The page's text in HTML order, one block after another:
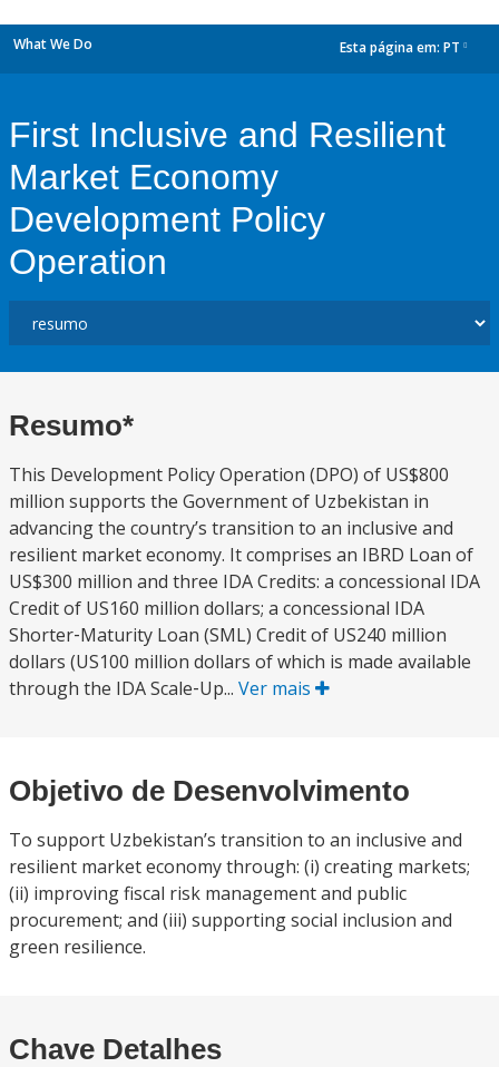
What We Do Esta página em: PT
First Inclusive and Resilient
Market Economy
Development Policy
Operation
Resumo*
This Development Policy Operation (DPO) of US$800
million supports the Government of Uzbekistan in
advancing the country’s transition to an inclusive and
resilient market economy. It comprises an IBRD Loan of
US$300 million and three IDA Credits: a concessional IDA
Credit of US160 million dollars; a concessional IDA
Shorter‐Maturity Loan (SML) Credit of US240 million
dollars (US100 million dollars of which is made available
through the IDA Scale‐Up... Ver mais
Objetivo de Desenvolvimento
To support Uzbekistan’s transition to an inclusive and
resilient market economy through: (i) creating markets;
(ii) improving fiscal risk management and public
procurement; and (iii) supporting social inclusion and
green resilience.
Chave Detalhes